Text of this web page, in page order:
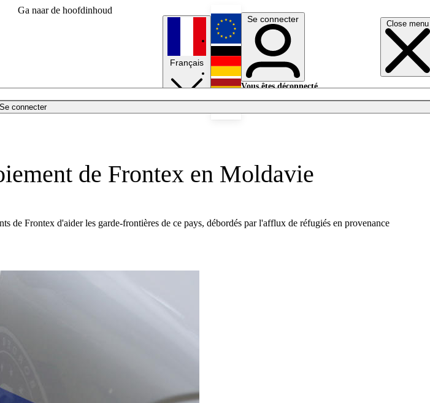
Ga naar de hoofdinhoud
Close menu
Se connecter
Français
English
Deutsch
Se connecter
Vous êtes déconnecté.
de Frontex en Moldavie
Frontex d'aider les garde-frontières de ce pays, débordés par l'afflux de réfugiés en provenance